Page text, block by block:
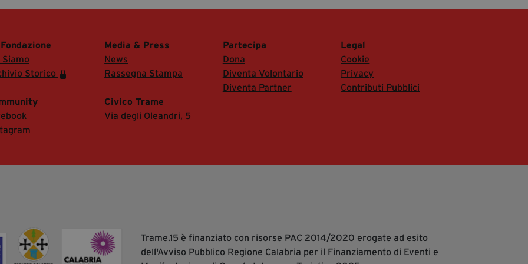
Siamo
Storico
Media & Press
News
Rassegna Stampa
Partecipa
Dona
Diventa Volontario
Diventa Partner
Legal
Cookie
Privacy
Contributi Pubblici
Civico Trame
Via degli Oleandri, 5
Trame.15 è finanziato con risorse PAC 2014/2020 erogate ad esito
dell'Avviso Pubblico Regione Calabria per il Finanziamento di Eventi e